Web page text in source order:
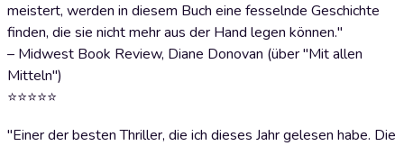
meistert, werden in diesem Buch eine fesselnde Geschichte
finden, die sie nicht mehr aus der Hand legen können."
– Midwest Book Review, Diane Donovan (über "Mit allen
Mitteln")
⭐⭐⭐⭐⭐
"Einer der besten Thriller, die ich dieses Jahr gelesen habe. Die